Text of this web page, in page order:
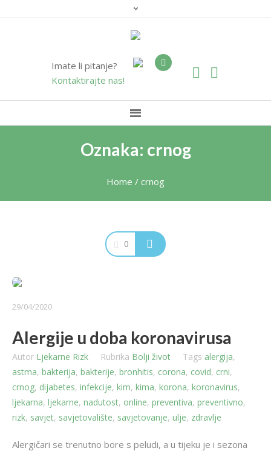
Imate li pitanje?
Kontaktirajte nas!
Oznaka: crnog
Home / crnog
0
29/04/2020
Alergije u doba koronavirusa
Autor Ljekarne Rizk Rubrika Bolji život Tags alergija,
astma, bakterija, bakterije, bronhitis, corona, covid, crni,
crnog, dijabetes, infekcije, kim, kima, korona, koronavirus,
ljekarna, ljekarne, nadutost, online, preventiva, preventivno,
rizk, savjet, savjetovalište, savjetovanje, ulje, zdravlje
Alergičari se trenutno bore s peludi, a u tijeku je i sezona